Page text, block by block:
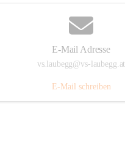
E-Mail Adresse
vs.laubegg@vs-laubegg.at
E-Mail schreiben